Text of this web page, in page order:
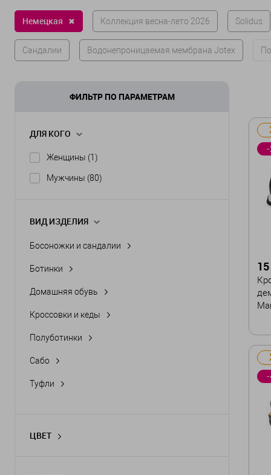
Немецкая ✖ Коллекция весна-лето 2026 Solidus
Сандалии Водонепроницаемая мембрана Jotex
ФИЛЬТР ПО ПАРАМЕТРАМ
ДЛЯ КОГО
Женщины (1)
Мужчины (80)
ВИД ИЗДЕЛИЯ
Босоножки и сандалии
Ботинки
Домашняя обувь
Кроссовки и кеды
Полуботинки
Сабо
Туфли
ЦВЕТ
40
44